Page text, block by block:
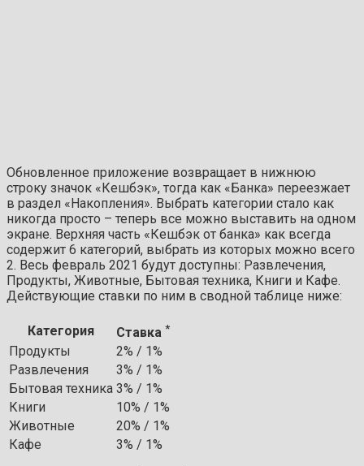
Обновленное приложение возвращает в нижнюю
строку значок «Кешбэк», тогда как «Банка» переезжает
в раздел «Накопления». Выбрать категории стало как
никогда просто – теперь все можно выставить на одном
экране. Верхняя часть «Кешбэк от банка» как всегда
содержит 6 категорий, выбрать из которых можно всего
2. Весь февраль 2021 будут доступны: Развлечения,
Продукты, Животные, Бытовая техника, Книги и Кафе.
Действующие ставки по ним в сводной таблице ниже:
Категория Ставка *
Продукты
2% / 1%
Развлечения
3% / 1%
Бытовая техника 3% / 1%
Книги
10% / 1%
Животные
20% / 1%
Кафе
3% / 1%